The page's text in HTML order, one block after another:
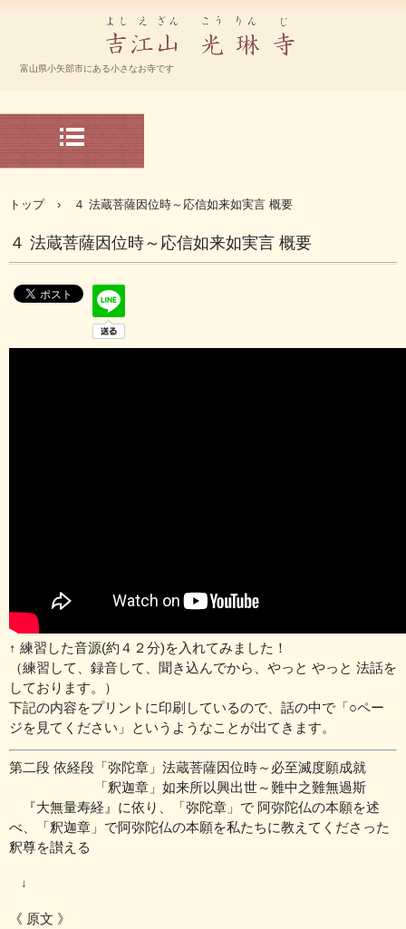
谷派 光琳寺 ホームページ
富山県小矢部市にある小さなお寺です
トップ › ４ 法蔵菩薩因位時～応信如来如実言 概要
４ 法蔵菩薩因位時～応信如来如実言 概要
↑ 練習した音源(約４２ 分)を入れてみました！
（練習して、録音して、聞き込んでから、やっと やっと 法話を
しております。）
下記の内容をプリントに印刷しているので、話の中で「○ペー
ジを見てください」というようなことが出てきます。
第二段 依経段「弥陀章」法蔵菩薩因位時～必至滅度願成就
「釈迦章」如来所以興出世～難中之難無過斯
『大無量寿経』に依り、「弥陀章」で 阿弥陀仏の本願を述
べ、
「釈迦章」で阿弥陀仏の本願を私たちに教えてくださった
釈尊を讃える
↓
《 原文 》